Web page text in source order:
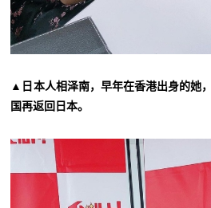
▲日本人相泽南，早年在香港出身的她
国再返回日本。